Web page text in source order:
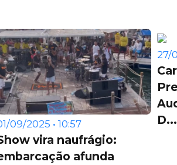
09/2025 • 10:57
vira naufrágio:
afunda
27/
D...